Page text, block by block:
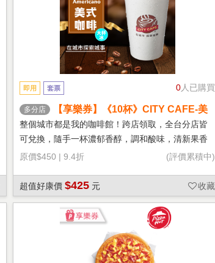
0人已購買
即用 套票
多分店
【享樂券】《10杯》CITY CAFE-美
式咖啡(大杯-冰)
整個城市都是我的咖啡館！跨店領取，全台分店皆
可兌換，隨手一杯濃郁香醇，調和酸味，清新果香
回甘不苦澀
原價$450 | 9.4折 (評價累積中)
超值好康價 $425 元 收藏